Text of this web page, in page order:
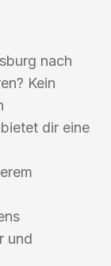
nach
Kein
dir eine
und